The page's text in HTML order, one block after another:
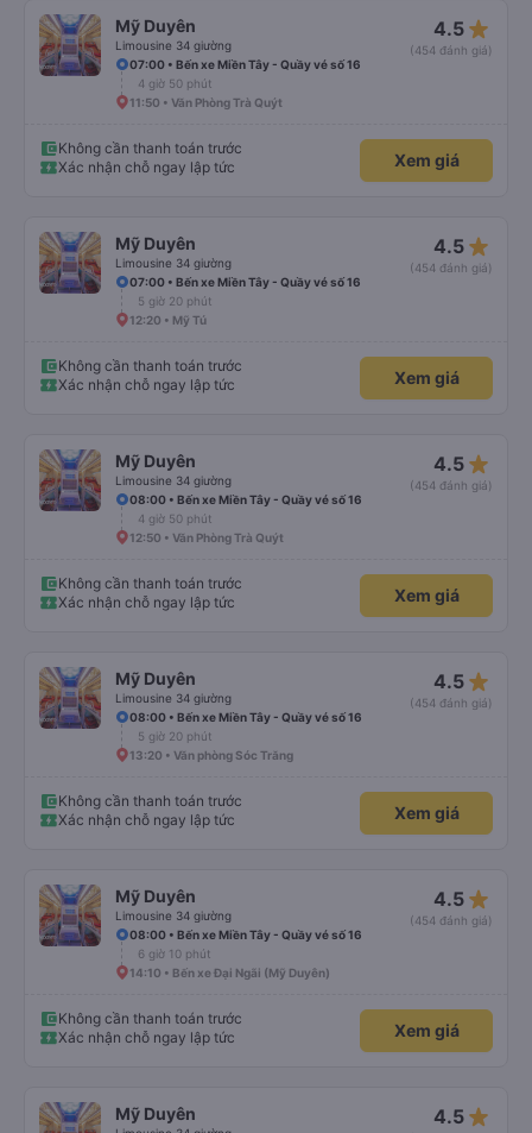
Mỹ Duyên
Limousine 34 giường
4.5 star_rate
(454 đánh giá)
07:00 • Bến xe Miền Tây - Quầy vé số 16
4 giờ 50 phút
11:50 • Văn Phòng Trà Quýt
Không cần thanh toán trước
Xác nhận chỗ ngay lập tức
Xem giá
Mỹ Duyên
Limousine 34 giường
4.5 star_rate
(454 đánh giá)
07:00 • Bến xe Miền Tây - Quầy vé số 16
5 giờ 20 phút
12:20 • Mỹ Tú
Không cần thanh toán trước
Xác nhận chỗ ngay lập tức
Xem giá
Mỹ Duyên
Limousine 34 giường
4.5 star_rate
(454 đánh giá)
08:00 • Bến xe Miền Tây - Quầy vé số 16
4 giờ 50 phút
12:50 • Văn Phòng Trà Quýt
Không cần thanh toán trước
Xác nhận chỗ ngay lập tức
Xem giá
Mỹ Duyên
Limousine 34 giường
4.5 star_rate
(454 đánh giá)
08:00 • Bến xe Miền Tây - Quầy vé số 16
5 giờ 20 phút
13:20 • Văn phòng Sóc Trăng
Không cần thanh toán trước
Xác nhận chỗ ngay lập tức
Xem giá
Mỹ Duyên
Limousine 34 giường
4.5 star_rate
(454 đánh giá)
08:00 • Bến xe Miền Tây - Quầy vé số 16
6 giờ 10 phút
14:10 • Bến xe Đại Ngãi (Mỹ Duyên)
Không cần thanh toán trước
Xác nhận chỗ ngay lập tức
Xem giá
Mỹ Duyên 4.5 star_rate